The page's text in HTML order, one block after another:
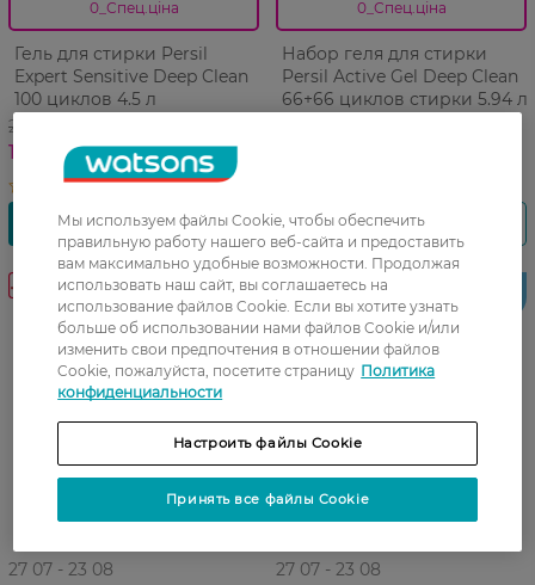
0_Спец.ціна
Гель для стирки Persil
Expert Sensitive Deep Clean
100 циклов 4.5 л
2 112,99 ГРН
1 099,99 ГРН
0_Спец.ціна
Набор геля для стирки
Persil Active Gel Deep Clean
66+66 циклов стирки 5.94 л
-43% Тільки
онлайн
27 07 - 23 08
-45%
27 07 - 23 08
Мы используем файлы Cookie, чтобы обеспечить
правильную работу нашего веб-сайта и предоставить
вам максимально удобные возможности. Продолжая
использовать наш сайт, вы соглашаетесь на
использование файлов Cookie. Если вы хотите узнать
больше об использовании нами файлов Cookie и/или
изменить свои предпочтения в отношении файлов
Cookie, пожалуйста, посетите страницу Политика
конфиденциальности
Настроить файлы Cookie
Принять все файлы Cookie